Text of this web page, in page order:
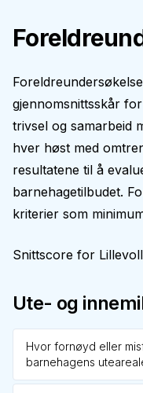
gjennomsnittsskår
trivsel og samarbeid
hver høst med
resultatene til å
barnehagetilbudet.
kriterier som
Snittscore for
Ute- og
Hvor fornøyd eller
barnehagens